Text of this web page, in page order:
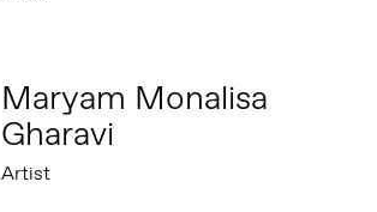
Maryam Monalisa
Gharavi
Artist